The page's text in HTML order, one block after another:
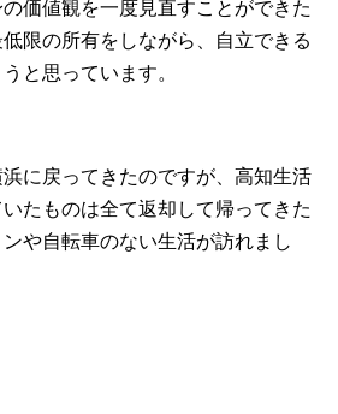
価値観を一度見直すことができた
限の所有をしながら、自立できる
と思っています。
に戻ってきたのですが、高知生活
たものは全て返却して帰ってきた
や自転車のない生活が訪れまし